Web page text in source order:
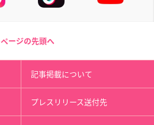
ページの先頭へ
記事掲載について
プレスリリース送付先